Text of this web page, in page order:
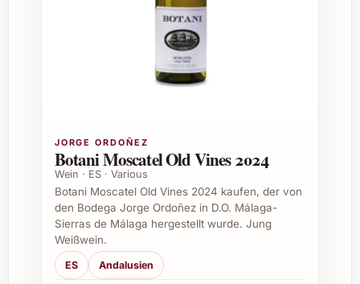
Wie schmeckt der Dr. Bürklin Wolf Riesling
Er begeistert durch eine frische,
lebendige Säure, Aromen von Zitrus und
Zu welchen Gerichten passt dieser Wein besonders
gut?
Ideal in Kombination mit Fisch,
Meeresfrüchten, asiatischen Speisen und
leichten Vorspeisen; auch als Aperitif sehr
JORGE ORDOÑEZ
Botani Moscatel Old Vines 2024
Wein · ES · Various
Botani Moscatel Old Vines 2024 kaufen, der von
den Bodega Jorge Ordoñez in D.O. Málaga-
Sierras de Málaga hergestellt wurde. Jung
Weißwein.
ES Andalusien